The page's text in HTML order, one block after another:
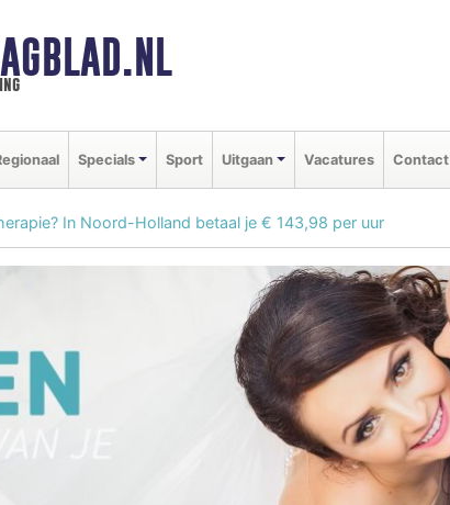
Specials Sport Uitgaan Vacatures Contact
In Noord-Holland betaal je € 143,98 per uur